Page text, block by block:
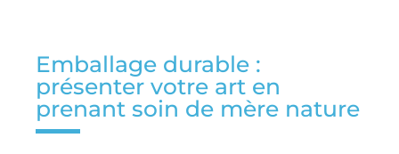
Emballage durable :
présenter votre art en
prenant soin de mère nature